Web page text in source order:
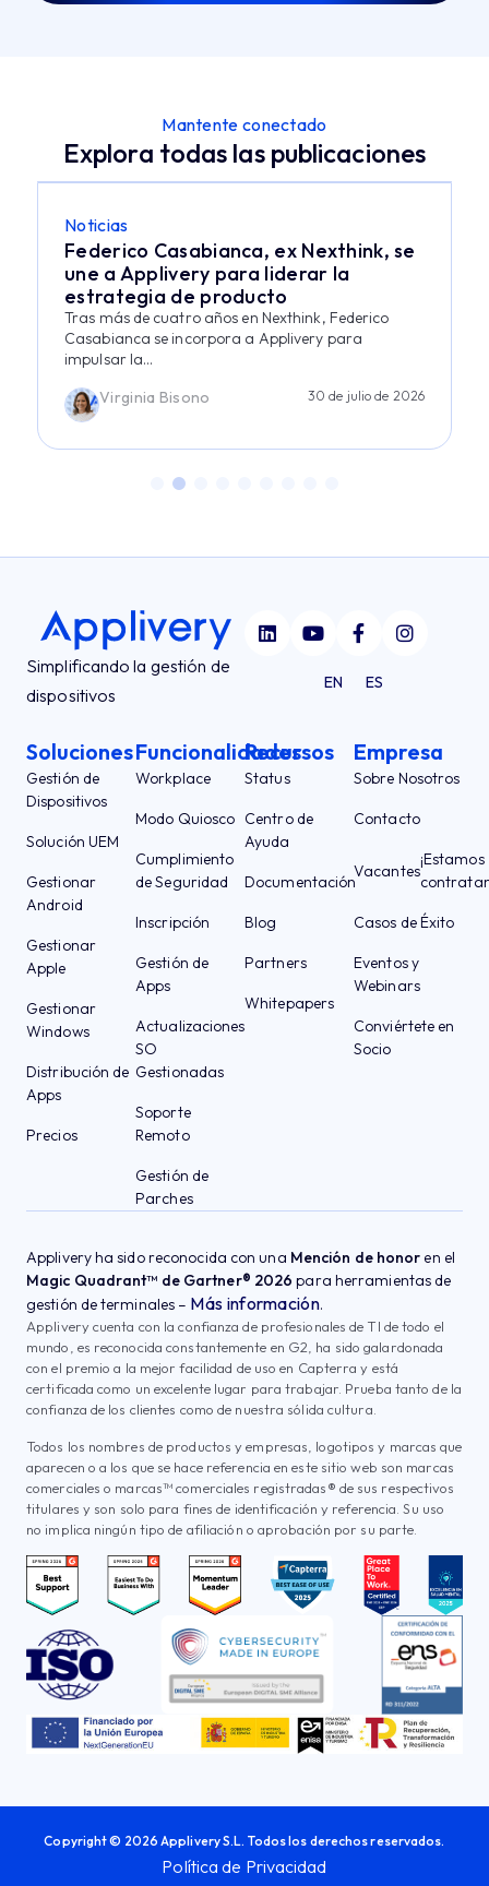
Mantente conectado
Explora todas las publicaciones
Noticias
Federico Casabianca, ex Nexthink, se
une a Applivery para liderar la
estrategia de producto
Tras más de cuatro años en Nexthink, Federico
Casabianca se incorpora a Applivery para
impulsar la...
Virginia Bisono
30 de julio de 2026
Simplificando la gestión de
dispositivos
EN ES
Soluciones
Gestión de
Dispositivos
Solución UEM
Gestionar
Android
Gestionar
Apple
Gestionar
Windows
Distribución de
Apps
Precios
Funcionalidades
Workplace
Modo Quiosco
Cumplimiento
de Seguridad
Inscripción
Gestión de
Apps
Actualizaciones
SO
Gestionadas
Soporte
Remoto
Gestión de
Parches
Recursos
Status
Centro de
Ayuda
Documentación
Blog
Partners
Whitepapers
Empresa
Sobre Nosotros
Contacto
Vacantes
¡Estamos
Casos de Éxito
Eventos y
Webinars
Conviértete en
Socio
Applivery ha sido reconocida con una Mención de honor en el
Magic Quadrant™ de Gartner® 2026 para herramientas de
gestión de terminales – Más información.
Applivery cuenta con la confianza de profesionales de TI de todo el
mundo, es reconocida constantemente en G2, ha sido galardonada
con el premio a la mejor facilidad de uso en Capterra y está
certificada como un excelente lugar para trabajar. Prueba tanto de la
confianza de los clientes como de nuestra sólida cultura.
Todos los nombres de productos y empresas, logotipos y marcas que
aparecen o a los que se hace referencia en este sitio web son marcas
comerciales o marcas™ comerciales registradas® de sus respectivos
titulares y son solo para fines de identificación y referencia. Su uso
no implica ningún tipo de afiliación o aprobación por su parte.
Copyright © 2026 Applivery S.L. Todos los derechos reservados.
Política de Privacidad